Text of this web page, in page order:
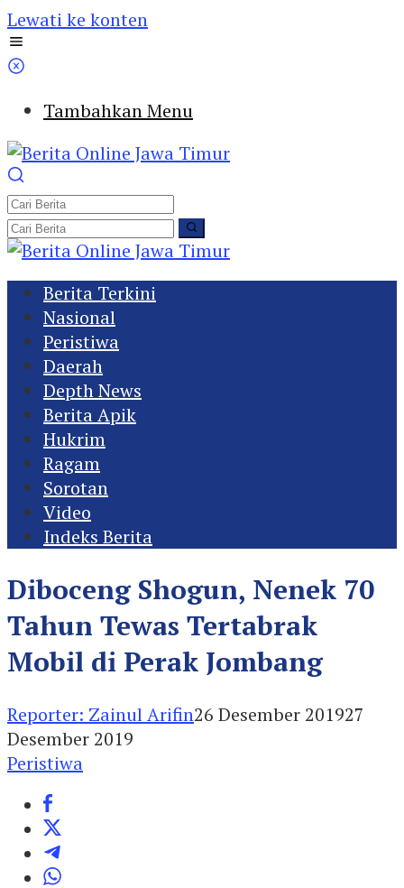
Lewati ke konten
Tambahkan Menu
Berita Terkini
Nasional
Peristiwa
Daerah
Depth News
Berita Apik
Hukrim
Ragam
Sorotan
Video
Indeks Berita
Diboceng Shogun, Nenek 70
Tahun Tewas Tertabrak
Mobil di Perak Jombang
Reporter: Zainul Arifin26 Desember 201927
Desember 2019
Peristiwa